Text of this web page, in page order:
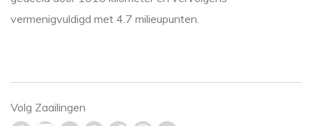
vermenigvuldigd met 4.7 milieupunten.
Volg Zaailingen